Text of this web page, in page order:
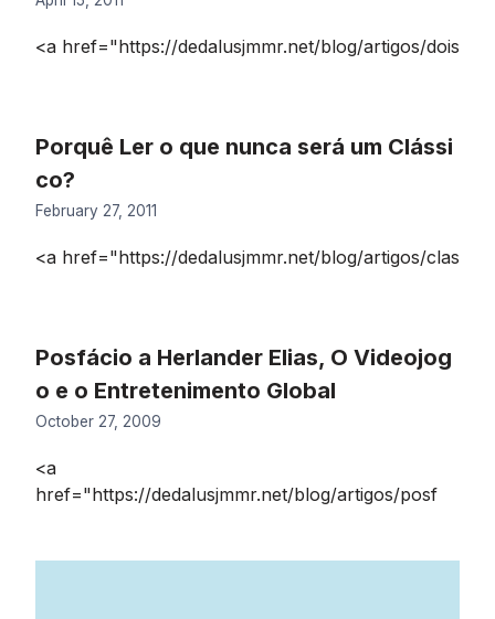
<a href="https://dedalusjmmr.net/blog/artigos/dois
Porquê Ler o que nunca será um Clássi
co?
February 27, 2011
<a href="https://dedalusjmmr.net/blog/artigos/clas
Posfácio a Herlander Elias, O Videojog
o e o Entretenimento Global
October 27, 2009
<a
href="https://dedalusjmmr.net/blog/artigos/posf